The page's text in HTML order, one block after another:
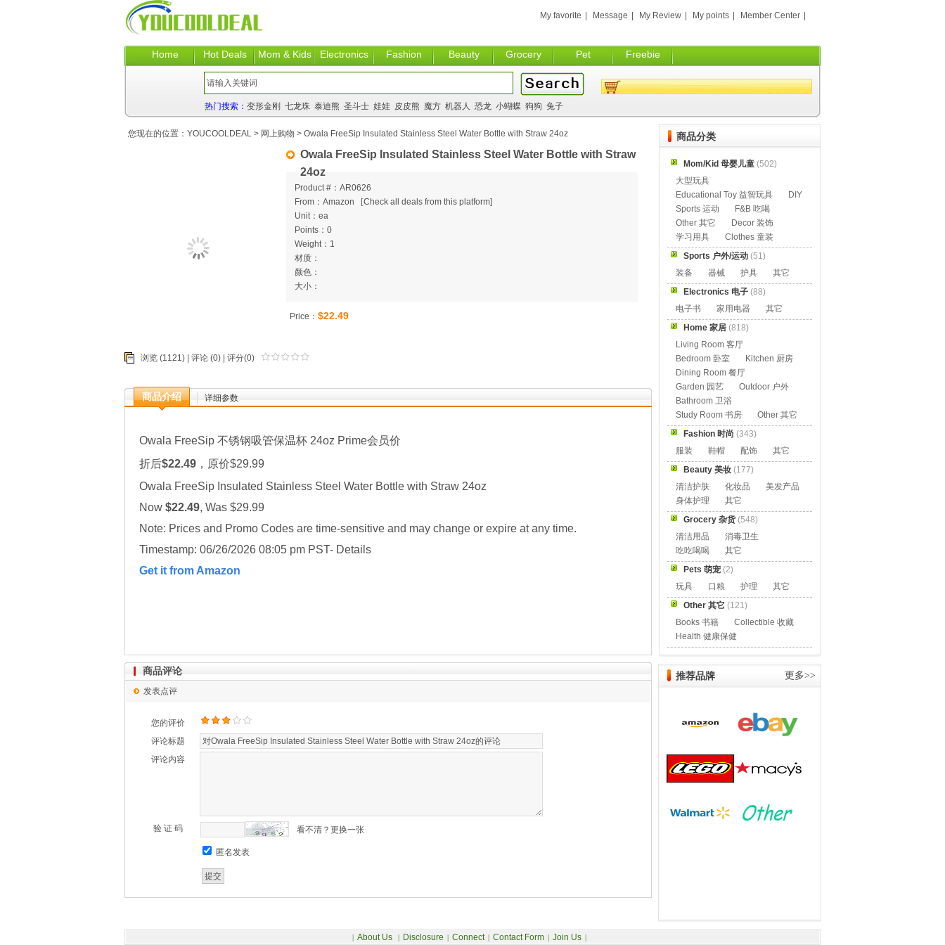
Home Hot Deals Mom & Kids Electronics Fashion Beauty Grocery Pet Freebie
My favorite Message My Review My points Member Center
热门搜索： 变形金刚 七龙珠 泰迪熊 圣斗士 娃娃 皮皮熊 魔方 机器人 恐龙 小蝴蝶 狗狗 兔子
Owala FreeSip Insulated Stainless Steel Water Bottle with Straw
24oz
Product #：AR0626
From：Amazon
[Check all deals from this platform]
Unit：ea
Points：0
Weight：1
材质：
颜色：
大小：
Price： $22.49
浏览 (1121) | 评论 (0) | 评分(0)
商品介绍 详细参数
Owala FreeSip 不锈钢吸管保温杯 24oz Prime会员价
折后$22.49 ，原价$29.99
Owala FreeSip Insulated Stainless Steel Water Bottle with Straw 24oz
Now $22.49, Was $29.99
Note: Prices and Promo Codes are time-sensitive and may change or expire at any time.
Timestamp: 06/26/2026 08:05 pm PST- Details
Get it from Amazon
您现在的位置： YOUCOOLDEAL > 网上购物 > Owala FreeSip Insulated Stainless Steel Water Bottle with Straw 24oz
商品评论
发表点评
您的评价
评论标题
评论内容
验 证 码 看不清？更换一张
匿名发表
商品分类
Mom/Kid 母婴儿童 (502)
大型玩具
Educational Toy 益智玩具
DIY
Sports 运动
F&B 吃喝
Other 其它
Decor 装饰
学习用具
Clothes 童装
Sports 户外/运动 (51)
装备
器械 护具
其它
Electronics 电子 (88)
电子书
家用电器
其它
Home 家居 (818)
Living Room 客厅
Bedroom 卧室
Kitchen 厨房
Dining Room 餐厅
Garden 园艺
Outdoor 户外
Bathroom 卫浴
Study Room 书房
Other 其它
Fashion 时尚 (343)
服装
鞋帽 配饰
其它
Beauty 美妆 (177)
清洁护肤
化妆品
美发产品
身体护理
其它
Grocery 杂货(548)
清洁用品
消毒卫生
吃吃喝喝
其它
Pets 萌宠 (2)
玩具
口粮 护理
其它
Other 其它 (121)
Books 书籍
Collectible 收藏
Health 健康保健
推荐品牌 更多>>
| About Us | Disclosure | Connect | Contact Form | Join Us |